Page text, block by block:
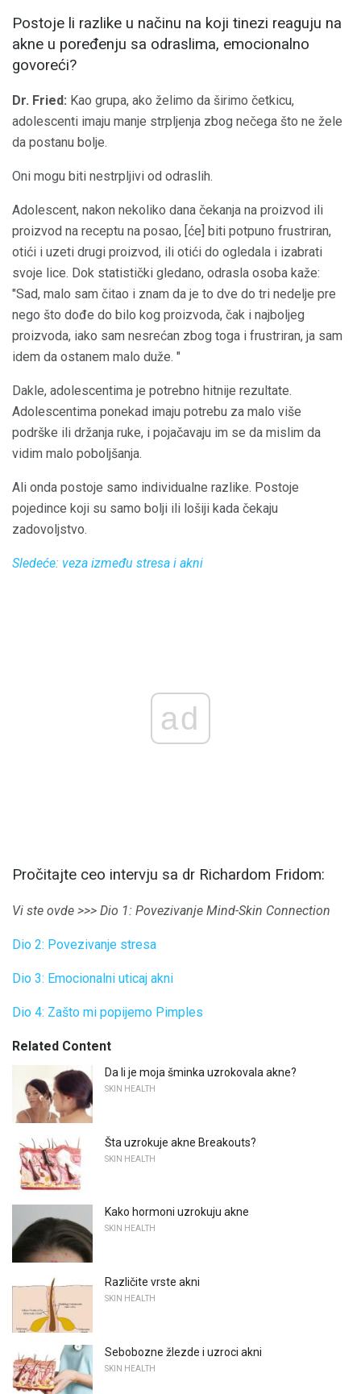
Postoje li razlike u načinu na koji tinezi reaguju na
akne u poređenju sa odraslima, emocionalno
govoreći?
Dr. Fried: Kao grupa, ako želimo da širimo četkicu,
adolescenti imaju manje strpljenja zbog nečega što ne žele
da postanu bolje.
Oni mogu biti nestrpljivi od odraslih.
Adolescent, nakon nekoliko dana čekanja na proizvod ili
proizvod na receptu na posao, [će] biti potpuno frustriran,
otići i uzeti drugi proizvod, ili otići do ogledala i izabrati
svoje lice. Dok statistički gledano, odrasla osoba kaže:
"Sad, malo sam čitao i znam da je to dve do tri nedelje pre
nego što dođe do bilo kog proizvoda, čak i najboljeg
proizvoda, iako sam nesrećan zbog toga i frustriran, ja sam
idem da ostanem malo duže. "
Dakle, adolescentima je potrebno hitnije rezultate.
Adolescentima ponekad imaju potrebu za malo više
podrške ili držanja ruke, i pojačavaju im se da mislim da
vidim malo poboljšanja.
Ali onda postoje samo individualne razlike. Postoje
pojedince koji su samo bolji ili lošiji kada čekaju
zadovoljstvo.
Sledeće: veza između stresa i akni
ad
Pročitajte ceo intervju sa dr Richardom Fridom:
Vi ste ovde >>> Dio 1: Povezivanje Mind-Skin Connection
Dio 2: Povezivanje stresa
Dio 3: Emocionalni uticaj akni
Dio 4: Zašto mi popijemo Pimples
Related Content
Da li je moja šminka uzrokovala akne?
SKIN HEALTH
Šta uzrokuje akne Breakouts?
SKIN HEALTH
Kako hormoni uzrokuju akne
SKIN HEALTH
Različite vrste akni
SKIN HEALTH
Sebobozne žlezde i uzroci akni
SKIN HEALTH